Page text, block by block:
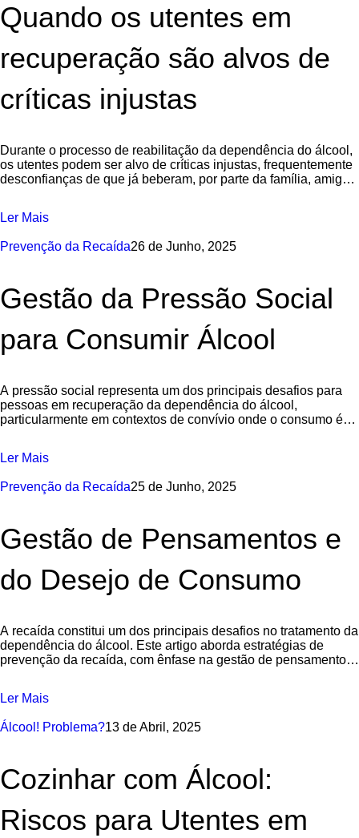
Quando os utentes em
recuperação são alvos de
críticas injustas
Durante o processo de reabilitação da dependência do álcool,
os utentes podem ser alvo de críticas injustas, frequentemente
desconfianças de que já beberam, por parte da família, amigos,
Ler Mais
Prevenção da Recaída26 de Junho, 2025
Gestão da Pressão Social
para Consumir Álcool
A pressão social representa um dos principais desafios para
pessoas em recuperação da dependência do álcool,
particularmente em contextos de convívio onde o consumo é
Ler Mais
Prevenção da Recaída25 de Junho, 2025
Gestão de Pensamentos e
do Desejo de Consumo
A recaída constitui um dos principais desafios no tratamento da
dependência do álcool. Este artigo aborda estratégias de
prevenção da recaída, com ênfase na gestão de pensamentos
Ler Mais
Álcool! Problema?13 de Abril, 2025
Cozinhar com Álcool:
Riscos para Utentes em